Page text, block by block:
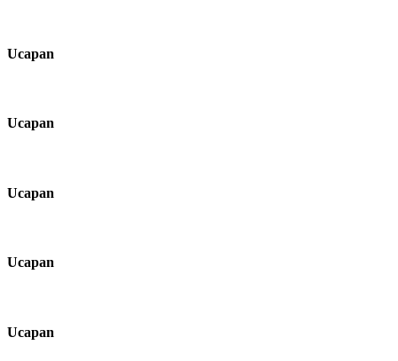
Ucapan
Ucapan
Ucapan
Ucapan
Ucapan